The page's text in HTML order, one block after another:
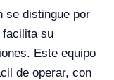
se distingue por
facilita su
Este equipo
de operar, con